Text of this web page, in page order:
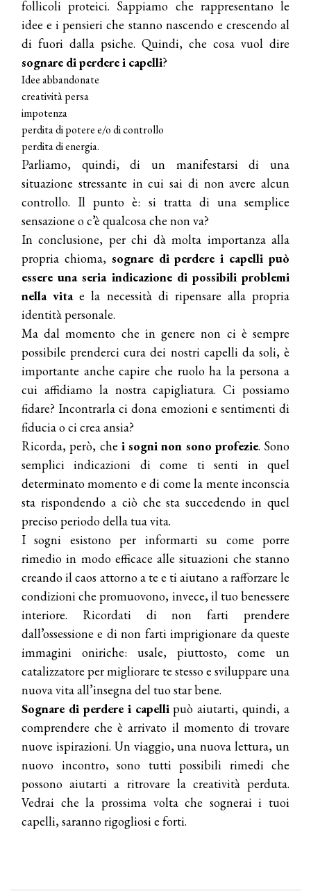
follicoli proteici. Sappiamo che rappresentano le
idee e i pensieri che stanno nascendo e crescendo al
di fuori dalla psiche. Quindi, che cosa vuol dire
sognare di perdere i capelli?
Idee abbandonate
creatività persa
impotenza
perdita di potere e/o di controllo
perdita di energia.
Parliamo, quindi, di un manifestarsi di una
situazione stressante in cui sai di non avere alcun
controllo. Il punto è: si tratta di una semplice
sensazione o c’è qualcosa che non va?
In conclusione, per chi dà molta importanza alla
propria chioma, sognare di perdere i capelli può
essere una seria indicazione di possibili problemi
nella vitae la necessità di ripensare alla propria
identità personale.
Ma dal momento che in genere non ci è sempre
possibile prenderci cura dei nostri capelli da soli, è
importante anche capire che ruolo ha la persona a
cui affidiamo la nostra capigliatura. Ci possiamo
fidare? Incontrarla ci dona emozioni e sentimenti di
fiducia o ci crea ansia?
Ricorda, però, che i sogni non sono profezie. Sono
semplici indicazioni di come ti senti in quel
determinato momento e di come la mente inconscia
sta rispondendo a ciò che sta succedendo in quel
preciso periodo della tua vita.
I sogni esistono per informarti su come porre
rimedio in modo efficace alle situazioni che stanno
creando il caos attorno a te e ti aiutano a rafforzare le
condizioni che promuovono, invece, il tuo benessere
interiore. Ricordati di non farti prendere
dall’ossessione e di non farti imprigionare da queste
immagini oniriche: usale, piuttosto, come un
catalizzatore per migliorare te stesso e sviluppare una
nuova vita all’insegna del tuo star bene.
Sognare di perdere i capellipuò aiutarti, quindi, a
comprendere che è arrivato il momento di trovare
nuove ispirazioni. Un viaggio, una nuova lettura, un
nuovo incontro, sono tutti possibili rimedi che
possono aiutarti a ritrovare la creatività perduta.
Vedrai che la prossima volta che sognerai i tuoi
capelli, saranno rigogliosi e forti.
COSMOPROF WORLDWIDE BOLOGNA
Cosmprof Worldwide Bologna
presenta THE BEAUTY &
WELLNESS CONGRESS 2022: I
TEMI
DYSON
Dyson presenta la nuova collezione
pervinca e rosé per Natale
COTRIL
Continua la carrellata di look firmati
Cotril alla Festa del Cinema di Roma
TONI&GUY
A Natale regala una doppia
TONI&GUY “Feel Good Experience”!
TONI&GUY
LABEL.M lancia la sua innovativa ed
eco-sostenibile linea di prodotti
professionali
DAVINES
Davines presenta cofanetti beauty